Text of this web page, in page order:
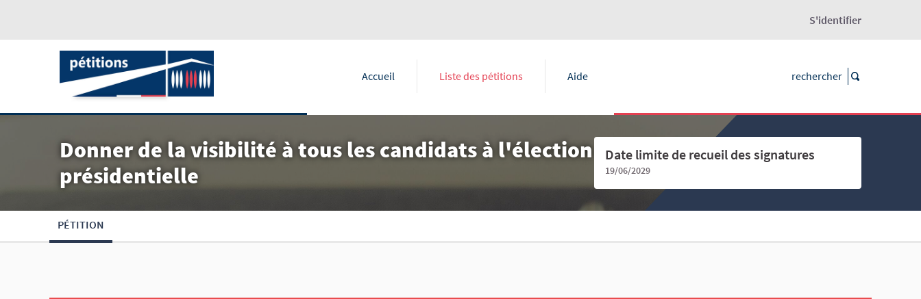
S'identifier
Accueil Liste des pétitions Aide
Donner de la visibilité à tous les candidats à l'élection
présidentielle
Date limite de recueil des signatures
19/06/2029
PÉTITION